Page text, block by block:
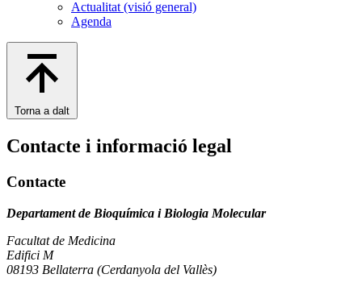
Actualitat (visió general)
Agenda
Torna a dalt
Contacte i informació legal
Contacte
Departament de Bioquímica i Biologia Molecular
Facultat de Medicina
Edifici M
08193 Bellaterra (Cerdanyola del Vallès)